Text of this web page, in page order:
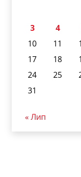
3
4
10
11
17
18
24
25
31
« Лип